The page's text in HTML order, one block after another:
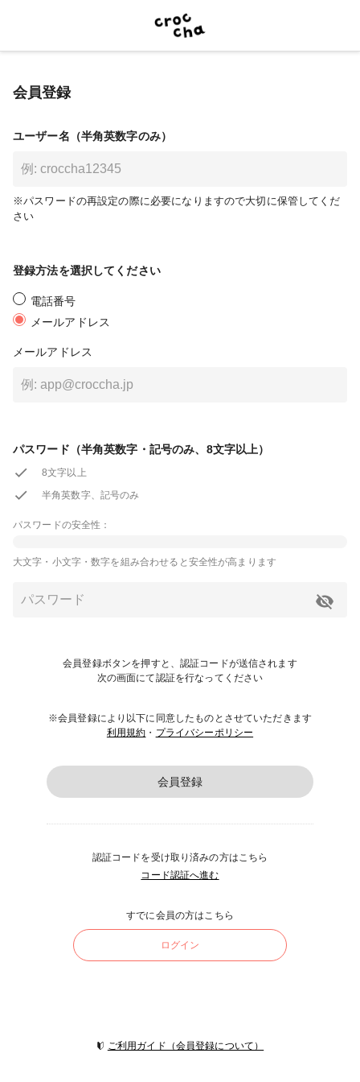
会員登録
ユーザー名（半角英数字のみ）
※パスワードの再設定の際に必要になりますので大切に保管してくだ
さい
登録方法を選択してください
電話番号
メールアドレス
メールアドレス
パスワード（半角英数字・記号のみ、8文字以上）
8文字以上
半角英数字、記号のみ
パスワードの安全性：
大文字・小文字・数字を組み合わせると安全性が高まります
会員登録ボタンを押すと、認証コードが送信されます
次の画面にて認証を行なってください
※会員登録により以下に同意したものとさせていただきます
利用規約 ・ プライバシーポリシー
会員登録
認証コードを受け取り済みの方はこちら
コード認証へ進む
すでに会員の方はこちら
ログイン
ご利用ガイド（会員登録について）